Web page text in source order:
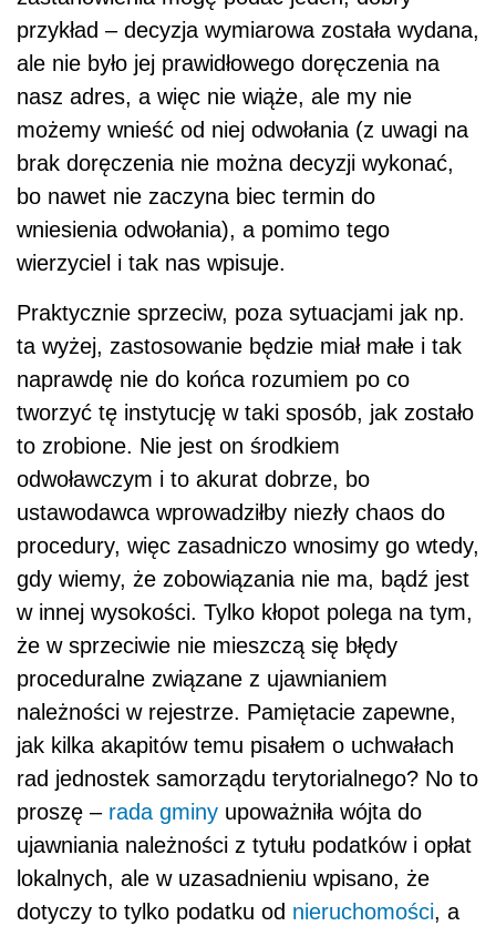
przykład – decyzja wymiarowa została wydana,
ale nie było jej prawidłowego doręczenia na
nasz adres, a więc nie wiąże, ale my nie
możemy wnieść od niej odwołania (z uwagi na
brak doręczenia nie można decyzji wykonać,
bo nawet nie zaczyna biec termin do
wniesienia odwołania), a pomimo tego
wierzyciel i tak nas wpisuje.
Praktycznie sprzeciw, poza sytuacjami jak np.
ta wyżej, zastosowanie będzie miał małe i tak
naprawdę nie do końca rozumiem po co
tworzyć tę instytucję w taki sposób, jak zostało
to zrobione. Nie jest on środkiem
odwoławczym i to akurat dobrze, bo
ustawodawca wprowadziłby niezły chaos do
procedury, więc zasadniczo wnosimy go wtedy,
gdy wiemy, że zobowiązania nie ma, bądź jest
w innej wysokości. Tylko kłopot polega na tym,
że w sprzeciwie nie mieszczą się błędy
proceduralne związane z ujawnianiem
należności w rejestrze. Pamiętacie zapewne,
jak kilka akapitów temu pisałem o uchwałach
rad jednostek samorządu terytorialnego? No to
proszę – rada gminy upoważniła wójta do
ujawniania należności z tytułu podatków i opłat
lokalnych, ale w uzasadnieniu wpisano, że
dotyczy to tylko podatku od nieruchomości, a